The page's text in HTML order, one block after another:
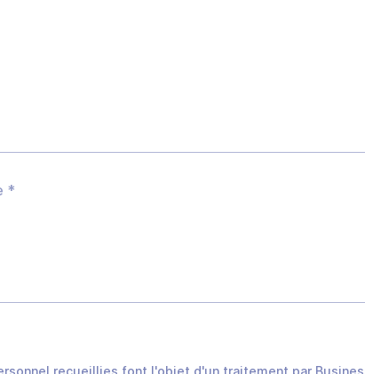
recueillies font l'objet d'un traitement par